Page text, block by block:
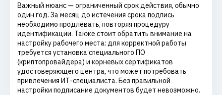
Важный нюанс — ограниченный срок действия, обычно
один год. За месяц до истечения срока подпись
необходимо продлевать, повторяя процедуру
идентификации. Также стоит обратить внимание на
настройку рабочего места: для корректной работы
требуется установка специального ПО
(криптопровайдера) и корневых сертификатов
удостоверяющего центра, что может потребовать
привлечения ИТ-специалиста. Без правильной
настройки подписание документов будет невозможно.